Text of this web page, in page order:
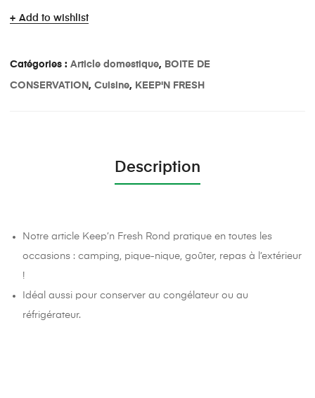
Add to wishlist
Catégories : Article domestique, BOITE DE
CONSERVATION, Cuisine, KEEP'N FRESH
Description
Notre article Keep’n Fresh Rond pratique en toutes les
occasions : camping, pique-nique, goûter, repas à l’extérieur
!
Idéal aussi pour conserver au congélateur ou au
réfrigérateur.